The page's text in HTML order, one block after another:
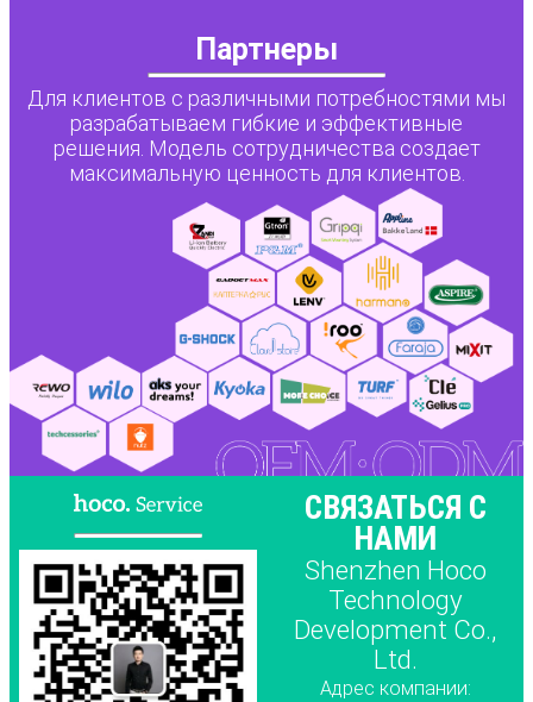
Партнеры
Для клиентов с различными потребностями мы
разрабатываем гибкие и эффективные
решения. Модель сотрудничества создает
максимальную ценность для клиентов.
СВЯЗАТЬСЯ С
НАМИ
Shenzhen Hoco
Technology
Development Co.,
Ltd.
Адрес компании: